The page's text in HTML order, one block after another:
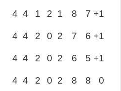
4 4 1 2 1 8 7 +1
4 4 2 0 2 7 6 +1
4 4 2 0 2 6 5 +1
4 4 2 0 2 8 8 0